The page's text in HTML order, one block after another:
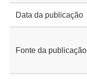
Data da publicação
Fonte da publicação